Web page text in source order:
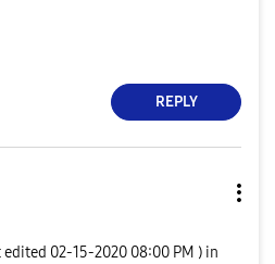
REPLY
edited ‎02-15-2020 08:00 PM ) in